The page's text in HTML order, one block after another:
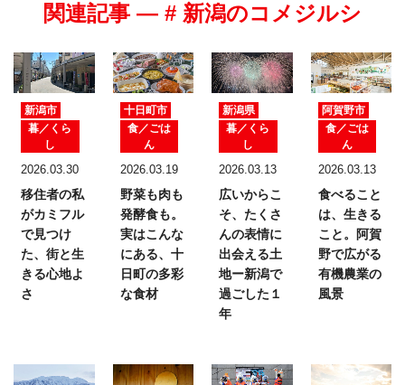
関連記事 — # 新潟のコメジルシ
新潟市
暮／くら
し
2026.03.30
移住者の私
がカミフル
で見つけ
た、 街と生
きる心地よ
さ
十日町市
食／ごは
ん
2026.03.19
野菜も肉も
発酵食も。
実はこんな
にある、十
日町の多彩
な食材
新潟県
暮／くら
し
2026.03.13
広いからこ
そ、たくさ
んの表情に
出会える土
地ー新潟で
過ごした１
年
阿賀野市
食／ごは
ん
2026.03.13
食べること
は、生きる
こと。
阿賀
野で広がる
有機農業の
風景